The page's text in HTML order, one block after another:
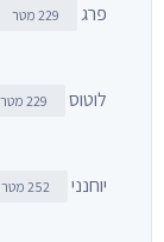
פרג 229 מטר
לוטוס 229 מטר
יוחנני 252 מטר